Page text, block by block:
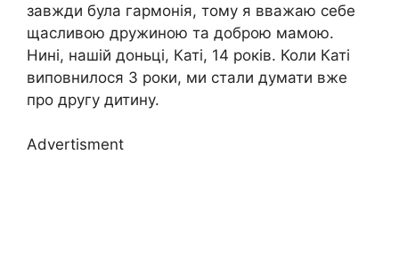
завжди була гармонія, тому я вважаю себе
щасливою дружиною та доброю мамою.
Нині, нашій доньці, Каті, 14 років. Коли Каті
виповнилося 3 роки, ми стали думати вже
про другу дитину.
Advertisment